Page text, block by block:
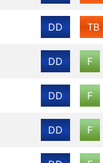
DD TB
DD F
DD F
DD F